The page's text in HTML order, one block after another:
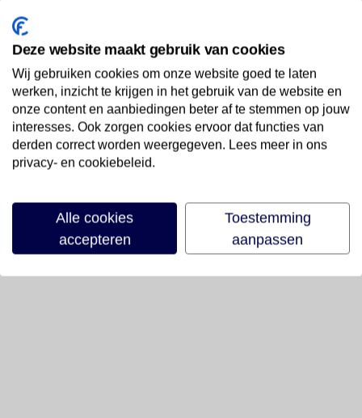
Deze website maakt gebruik van cookies
Wij gebruiken cookies om onze website goed te laten
werken, inzicht te krijgen in het gebruik van de website en
onze content en aanbiedingen beter af te stemmen op jouw
interesses. Ook zorgen cookies ervoor dat functies van
derden correct worden weergegeven. Lees meer in ons
privacy- en cookiebeleid.
Alle cookies
accepteren
Toestemming
aanpassen